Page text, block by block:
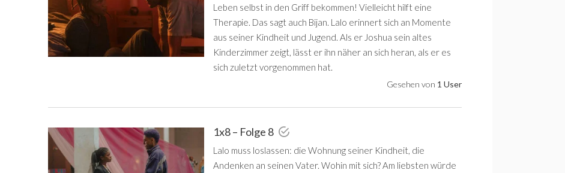
Leben selbst in den Griff bekommen! Vielleicht hilft eine
Therapie. Das sagt auch Bijan. Lalo erinnert sich an Momente
aus seiner Kindheit und Jugend. Als er Joshua sein altes
Kinderzimmer zeigt, lässt er ihn näher an sich heran, als er es
sich zuletzt vorgenommen hat.
Gesehen von 1 User
1x8 – Folge 8
Lalo muss loslassen: die Wohnung seiner Kindheit, die
Andenken an seinen Vater. Wohin mit sich? Am liebsten würde